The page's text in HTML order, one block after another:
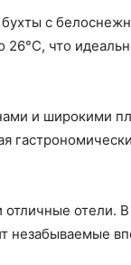
с
что
и широкими
отели.
незабываемые